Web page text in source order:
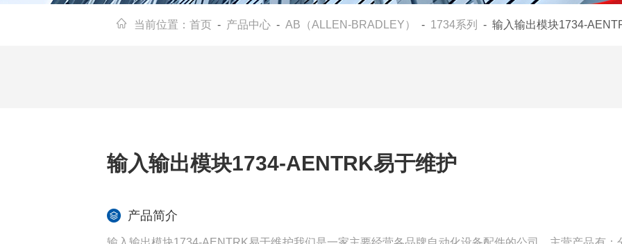
当前位置： 首页 - 产品中心 - AB（ALLEN-BRADLEY） - 1734系列 - 输入输出模块1734-
输入输出模块1734-AENTRK易于维护
产品简介